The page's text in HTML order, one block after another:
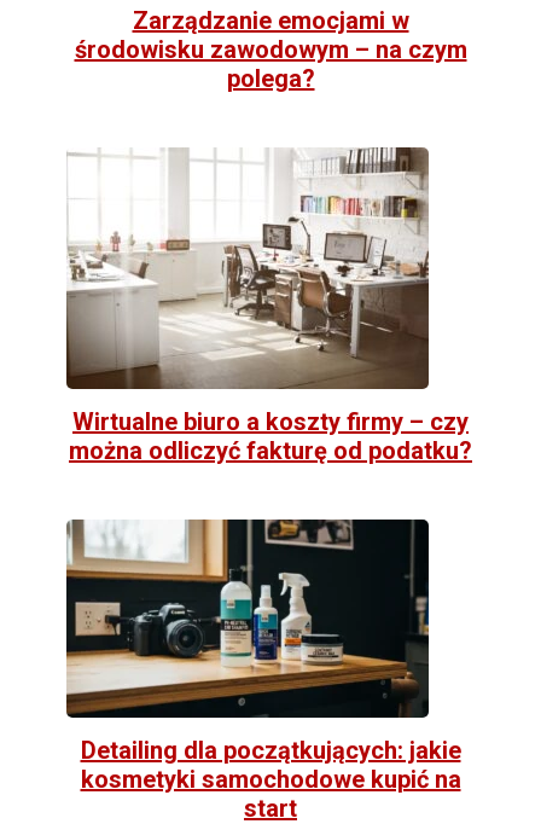
Zarządzanie emocjami w
środowisku zawodowym – na czym
polega?
Wirtualne biuro a koszty firmy – czy
można odliczyć fakturę od podatku?
Detailing dla początkujących: jakie
kosmetyki samochodowe kupić na
start